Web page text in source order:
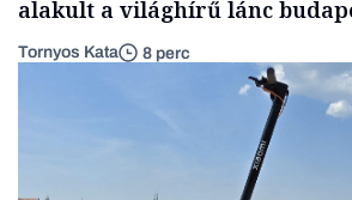
alakult a világhírű lánc
Tornyos Kata 8 perc